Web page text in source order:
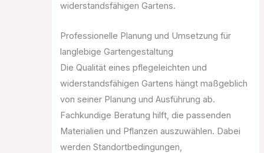
widerstandsfähigen Gartens.
Professionelle Planung und Umsetzung für
langlebige Gartengestaltung
Die Qualität eines pflegeleichten und
widerstandsfähigen Gartens hängt maßgeblich
von seiner Planung und Ausführung ab.
Fachkundige Beratung hilft, die passenden
Materialien und Pflanzen auszuwählen. Dabei
werden Standortbedingungen,